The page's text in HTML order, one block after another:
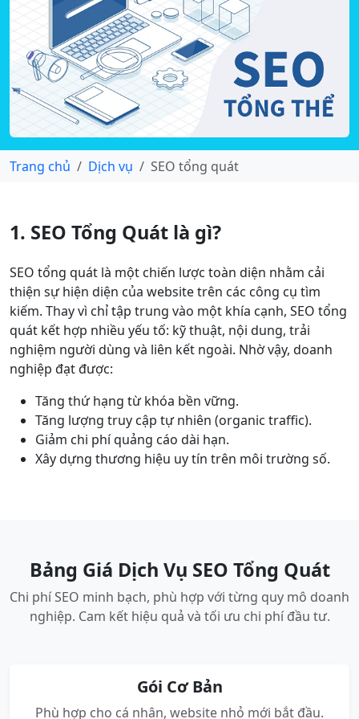
Trang chủ Dịch vụ SEO tổng quát
1. SEO Tổng Quát là gì?
SEO tổng quát là một chiến lược toàn diện nhằm cải
thiện sự hiện diện của website trên các công cụ tìm
kiếm. Thay vì chỉ tập trung vào một khía cạnh, SEO tổng
quát kết hợp nhiều yếu tố: kỹ thuật, nội dung, trải
nghiệm người dùng và liên kết ngoài. Nhờ vậy, doanh
nghiệp đạt được:
Tăng thứ hạng từ khóa bền vững.
Tăng lượng truy cập tự nhiên (organic traffic).
Giảm chi phí quảng cáo dài hạn.
Xây dựng thương hiệu uy tín trên môi trường số.
Bảng Giá Dịch Vụ SEO Tổng Quát
Chi phí SEO minh bạch, phù hợp với từng quy mô doanh
nghiệp. Cam kết hiệu quả và tối ưu chi phí đầu tư.
Gói Cơ Bản
Phù hợp cho cá nhân, website nhỏ mới bắt đầu.